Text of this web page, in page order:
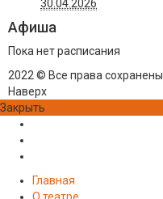
30.04.2026
Афиша
Пока нет расписания
2022 © Все права сохранены.
Наверх
Закрыть
Главная
О театре